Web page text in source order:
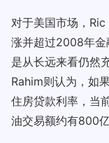
对于美国市场，
涨并超过2008年金
是从长远来看仍然
Rahim则认为，如
住房贷款利率，当
油交易额约有800